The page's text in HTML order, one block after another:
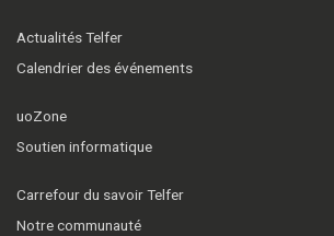
Actualités Telfer
Calendrier des événements
uoZone
Soutien informatique
Carrefour du savoir Telfer
Notre communauté